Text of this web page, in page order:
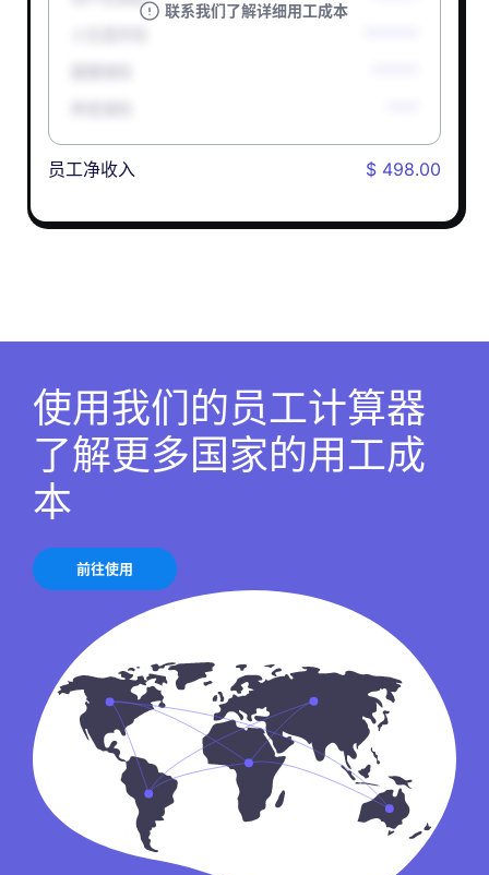
联系我们了解详细用工成本
员工净收入 $ 498.00
使用我们的员工计算器
了解更多国家的用工成
本
前往使用